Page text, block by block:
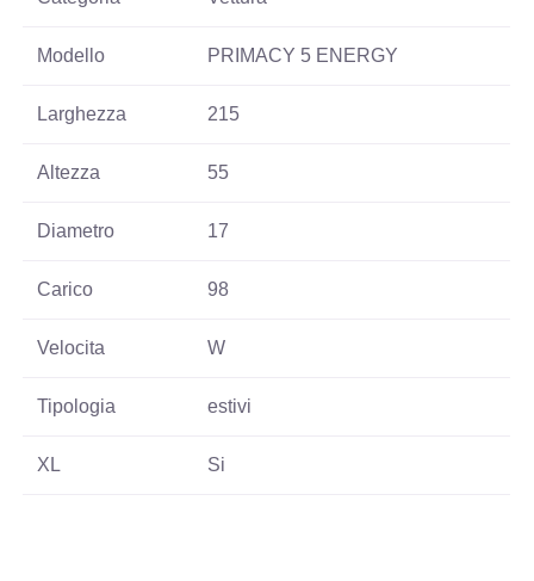
Modello PRIMACY 5 ENERGY
Larghezza 215
Altezza 55
Diametro 17
Carico 98
Velocita W
Tipologia estivi
XL Si